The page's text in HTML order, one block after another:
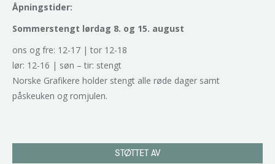
Åpningstider:
Sommerstengt lørdag 8. og 15. august
ons og fre: 12-17 | tor 12-18
lør: 12-16 | søn – tir: stengt
Norske Grafikere holder stengt alle røde dager samt
påskeuken og romjulen.
STØTTET AV